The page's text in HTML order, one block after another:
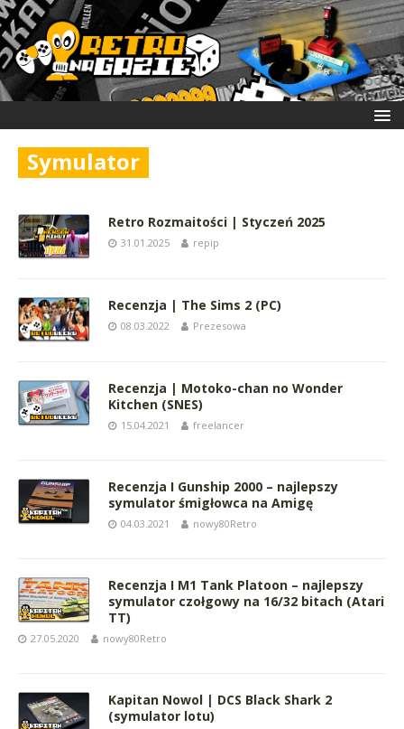
Symulator
Retro Rozmaitości | Styczeń 2025
31.01.2025 repip
Recenzja | The Sims 2 (PC)
08.03.2022 Prezesowa
Recenzja | Motoko-chan no Wonder
Kitchen (SNES)
15.04.2021 freelancer
Recenzja I Gunship 2000 – najlepszy
symulator śmigłowca na Amigę
04.03.2021 nowy80Retro
Recenzja I M1 Tank Platoon – najlepszy
symulator czołgowy na 16/32 bitach (Atari
TT)
27.05.2020 nowy80Retro
Kapitan Nowol | DCS Black Shark 2
(symulator lotu)